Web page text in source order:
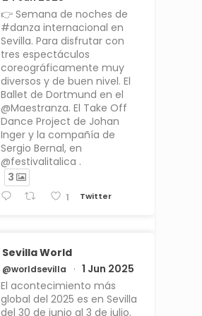
👉 Semana de noches de
#danza internacional en
Sevilla. Para disfrutar con
tres espectáculos
coreográficamente muy
diversos y de buen nivel. El
Ballet de Dortmund en el
@Maestranza. El Take Off
Dance Project de Johan
Inger y la compañía de
Sergio Bernal, en
@festivalitalica .
3
1 Twitter
Sevilla World
@worldsevilla ·
1 Jun 2025
El acontecimiento más
global del 2025 es en Sevilla
del 30 de junio al 3 de julio.